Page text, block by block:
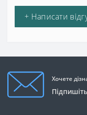
+ Написати
Хочете